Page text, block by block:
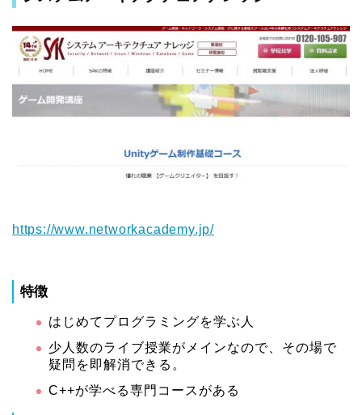
https://www.networkacademy.jp/
特徴
はじめてプログラミングを学ぶ人
少人数のライブ授業がメインなので、その場で
疑問を即解消できる。
C++が学べる専門コースがある